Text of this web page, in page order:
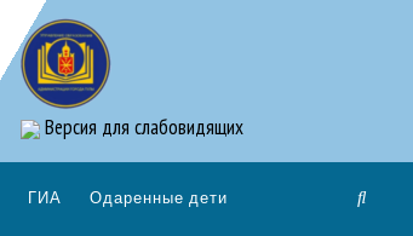
Версия для слабовидящих
ГИА Одаренные дети